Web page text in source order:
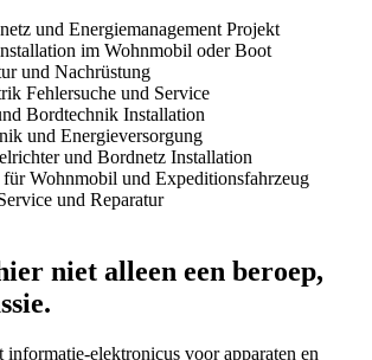
niet alleen een beroep,
elektronicus voor apparaten en